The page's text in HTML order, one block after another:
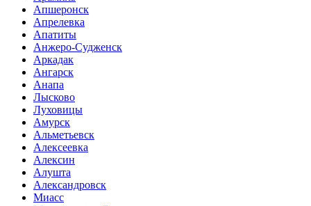
Апшеронск
Апрелевка
Апатиты
Анжеро-Судженск
Аркадак
Ангарск
Анапа
Лысково
Луховицы
Амурск
Альметьевск
Алексеевка
Алексин
Алушта
Александровск
Миасс